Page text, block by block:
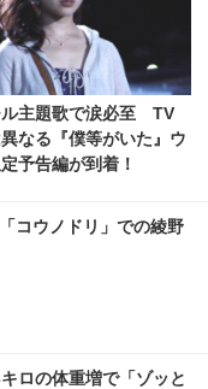
ル主題歌で涙必至 TV
なる『僕等がいた』ウ
予告編が到着！
コウノドリ」での綾野
ロの体重増で「ゾッと